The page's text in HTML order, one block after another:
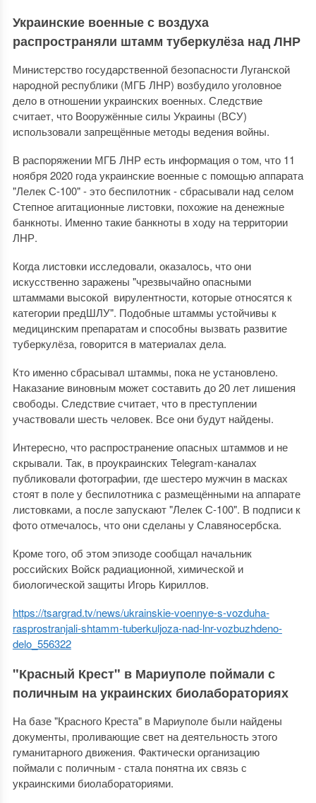
Украинские военные с воздуха
распространяли штамм туберкулёза над ЛНР
Министерство государственной безопасности Луганской
народной республики (МГБ ЛНР) возбудило уголовное
дело в отношении украинских военных. Следствие
считает, что Вооружённые силы Украины (ВСУ)
использовали запрещённые методы ведения войны.
В распоряжении МГБ ЛНР есть информация о том, что 11
ноября 2020 года украинские военные с помощью аппарата
"Лелек С-100" - это беспилотник - сбрасывали над селом
Степное агитационные листовки, похожие на денежные
банкноты. Именно такие банкноты в ходу на территории
ЛНР.
Когда листовки исследовали, оказалось, что они
искусственно заражены "чрезвычайно опасными
штаммами высокой вирулентности, которые относятся к
категории предШЛУ". Подобные штаммы устойчивы к
медицинским препаратам и способны вызвать развитие
туберкулёза, говорится в материалах дела.
Кто именно сбрасывал штаммы, пока не установлено.
Наказание виновным может составить до 20 лет лишения
свободы. Следствие считает, что в преступлении
участвовали шесть человек. Все они будут найдены.
Интересно, что распространение опасных штаммов и не
скрывали. Так, в проукраинских Telegram-каналах
публиковали фотографии, где шестеро мужчин в масках
стоят в поле у беспилотника с размещёнными на аппарате
листовками, а после запускают "Лелек С-100". В подписи к
фото отмечалось, что они сделаны у Славяносербска.
Кроме того, об этом эпизоде сообщал начальник
российских Войск радиационной, химической и
биологической защиты Игорь Кириллов.
https://tsargrad.tv/news/ukrainskie-voennye-s-vozduha-
rasprostranjali-shtamm-tuberkuljoza-nad-lnr-vozbuzhdeno-
delo_556322
"Красный Крест" в Мариуполе поймали с
поличным на украинских биолабораториях
На базе "Красного Креста" в Мариуполе были найдены
документы, проливающие свет на деятельность этого
гуманитарного движения. Фактически организацию
поймали с поличным - стала понятна их связь с
украинскими биолабораториями.